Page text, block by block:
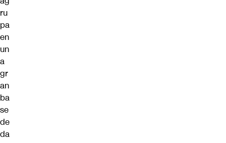
ru
pa
en
un
a
gr
an
ba
se
de
da